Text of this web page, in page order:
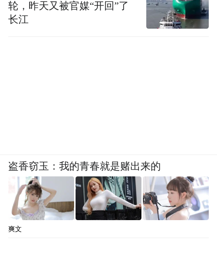
轮，昨天又被官媒“开回”了
长江
盗香窃玉：我的青春就是赌出来的
爽文